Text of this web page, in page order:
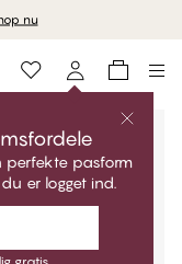
nu
perfekte pasform
er logget ind.